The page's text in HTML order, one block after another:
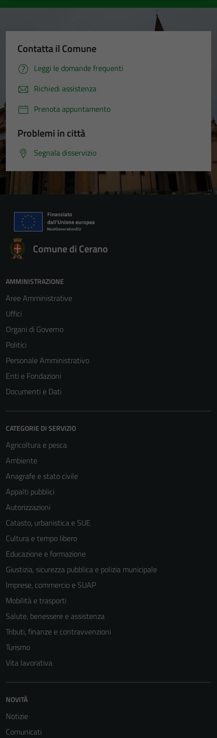
Contatta il Comune
Leggi le domande frequenti
Richiedi assistenza
Prenota appuntamento
Problemi in città
Segnala disservizio
Comune di Cerano
AMMINISTRAZIONE
Aree Amministrative
Uffici
Organi di Governo
Politici
Personale Amministrativo
Enti e Fondazioni
Documenti e Dati
CATEGORIE DI SERVIZIO
Agricoltura e pesca
Ambiente
Anagrafe e stato civile
Appalti pubblici
Autorizzazioni
Catasto, urbanistica e SUE
Cultura e tempo libero
Educazione e formazione
Giustizia, sicurezza pubblica e polizia municipale
Imprese, commercio e SUAP
Mobilità e trasporti
Salute, benessere e assistenza
Tributi, finanze e contravvenzioni
Turismo
Vita lavorativa
NOVITÀ
Notizie
Comunicati
essere
disabilitati.
Questi cookie